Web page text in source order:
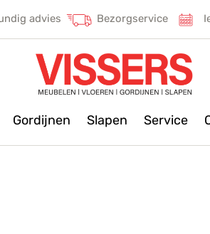
advies Bezorgservice
Gordijnen Slapen Service